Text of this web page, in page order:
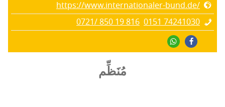
https://www.internationaler-bund.de/
0721/ 850 19 816 0151 74241030
مُنَظِّم